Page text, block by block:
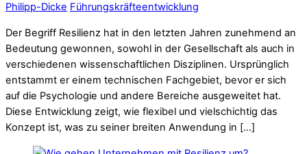
Philipp-Dicke Führungskräfteentwicklung
Der Begriff Resilienz hat in den letzten Jahren zunehmend an
Bedeutung gewonnen, sowohl in der Gesellschaft als auch in
verschiedenen wissenschaftlichen Disziplinen. Ursprünglich
entstammt er einem technischen Fachgebiet, bevor er sich
auf die Psychologie und andere Bereiche ausgeweitet hat.
Diese Entwicklung zeigt, wie flexibel und vielschichtig das
Konzept ist, was zu seiner breiten Anwendung in […]